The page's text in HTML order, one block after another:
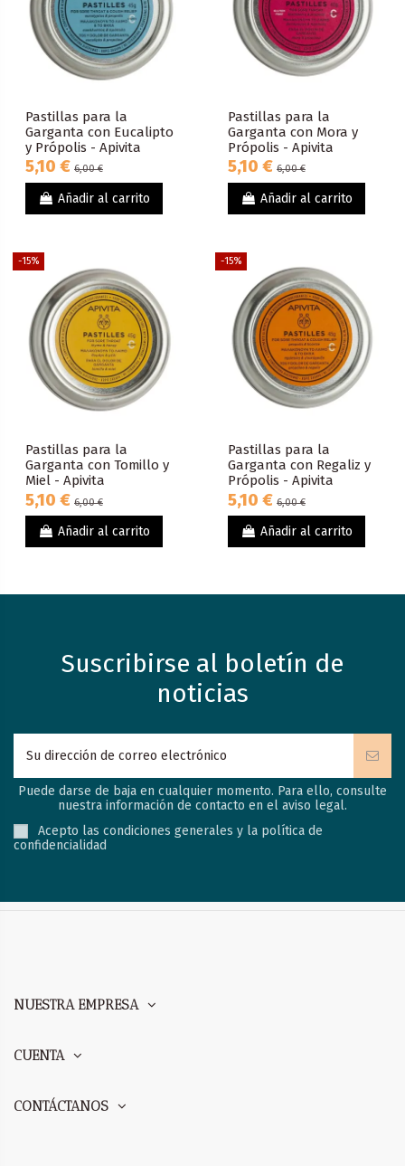
Pastillas para la
Garganta con Eucalipto
y Própolis - Apivita
5,10 € 6,00 €
Añadir al carrito
Pastillas para la
Garganta con Mora y
Própolis - Apivita
5,10 € 6,00 €
Añadir al carrito
-15%
Pastillas para la
Garganta con Tomillo y
Miel - Apivita
5,10 € 6,00 €
Añadir al carrito
-15%
Pastillas para la
Garganta con Regaliz y
Própolis - Apivita
5,10 € 6,00 €
Añadir al carrito
Suscribirse al boletín de
noticias
Puede darse de baja en cualquier momento. Para ello, consulte
nuestra información de contacto en el aviso legal.
Acepto las condiciones generales y la política de
confidencialidad
NUESTRA EMPRESA
CUENTA
CONTÁCTANOS